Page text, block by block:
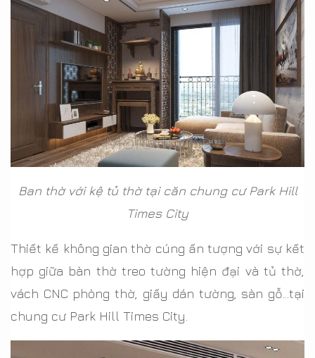
Ban thờ với kệ tủ thờ tại căn chung cư Park Hill
Times City
Thiết kế không gian thờ cúng ấn tượng với sự kết
hợp giữa bàn thờ treo tường hiện đại và tủ thờ,
vách CNC phòng thờ, giấy dán tường, sàn gỗ…tại
chung cư Park Hill Times City.